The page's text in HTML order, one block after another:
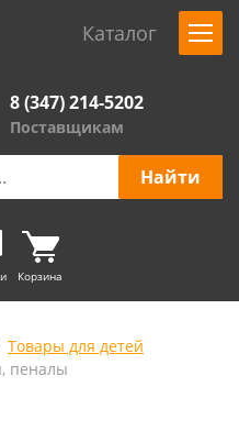
Каталог
8 (347) 214-5202
Поставщикам
Корзина
Товары для детей
пеналы